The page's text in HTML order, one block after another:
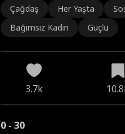
Çağdaş Her Yaşta
Bağımsız Kadın
Güçlü
3.7k
0 - 30